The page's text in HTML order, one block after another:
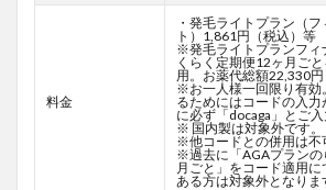
料金
・発毛ライトプラン（
ト）1,861円（税込）
※発毛ライトプランフィ
くらく定期便12ヶ月ご
用。お薬代総額22,330円
※お一人様一回限り有効
るためにはコードの入
に必ず「docaga」とご入
※ 国内製は対象外です。
※他コードとの併用は不
※過去に「AGAプランの
月ごと」をコード適用
ある方は対象外となりま